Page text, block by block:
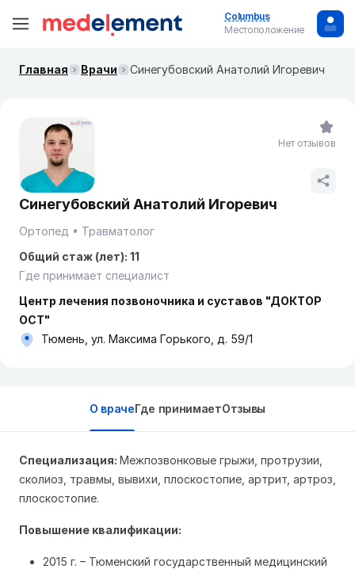
Columbus
Местоположение
Главная Врачи Синегубовский Анатолий Игоревич
Синегубовский Анатолий Игоревич
Ортопед
Травматолог
Общий стаж (лет): 11
Где принимает специалист
Центр лечения позвоночника и суставов "ДОКТОР
ОСТ"
Тюмень, ул. Максима Горького, д. 59/1
Нет отзывов
О врачеГде принимаетОтзывы
Специализация: Межпозвонковые грыжи, протрузии,
сколиоз, травмы, вывихи, плоскостопие, артрит, артроз,
плоскостопие.
Повышение квалификации:
2015 г. – Тюменский государственный медицинский